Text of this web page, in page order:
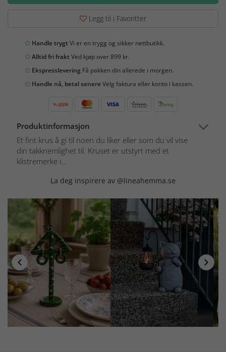
Legg til i Favoritter
Handle trygtVi er en trygg og sikker nettbutikk.
Alltid fri fraktVed kjøp over 899 kr.
Ekspresslevering Få pakken din allerede i morgen.
Handle nå, betal senereVelg faktura eller konto i kassen.
Produktinformasjon
Et fint krus å gi til noen du liker eller som du vil vise
din takknemlighet til. Kruset er utstyrt med et
klistremerke i...
La deg inspirere av @lineahemma.se